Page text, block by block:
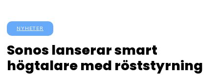
NYHETER
Sonos lanserar smart
högtalare med röststyrning